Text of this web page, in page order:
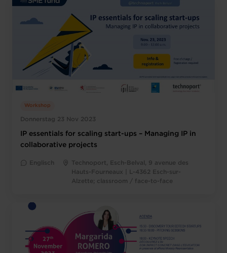
Donnerstag 23 Nov 2023
Workshop
IP essentials for scaling start-ups – Managing IP in
collaborative projects
Englisch
Technoport, Esch-Belval, 9 avenue des
Hauts-Fourneaux | L-4362 Esch-sur-
Alzette; classroom / face-to-face